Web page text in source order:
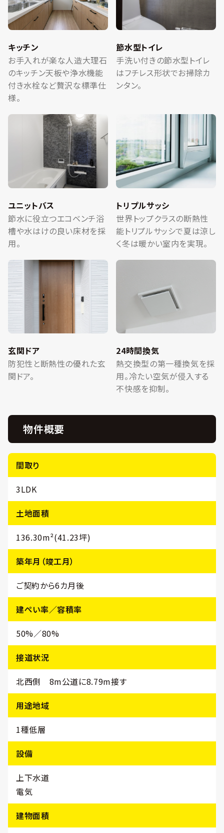
キッチン
お手入れが楽な人造大理石
のキッチン天板や浄水機能
付き水栓など贅沢な標準仕
様。
節水型トイレ
手洗い付きの節水型トイレ
はフチレス形状でお掃除カ
ンタン。
ユニットバス
節水に役立つエコベンチ浴
槽や水はけの良い床材を採
用。
トリプルサッシ
世界トップクラスの断熱性
能トリプルサッシで夏は涼し
く冬は暖かい室内を実現。
玄関ドア
防犯性と断熱性の優れた玄
関ドア。
24時間換気
熱交換型の第一種換気を採
用。冷たい空気が侵入する
不快感を抑制。
物件概要
間取り
3LDK
土地面積
136.30m²(41.23坪)
築年月（竣工月）
ご契約から6カ月後
建ぺい率／容積率
50%／80%
接道状況
北西側 8m公道に8.79m接す
用途地域
1種低層
設備
上下水道
電気
建物面積